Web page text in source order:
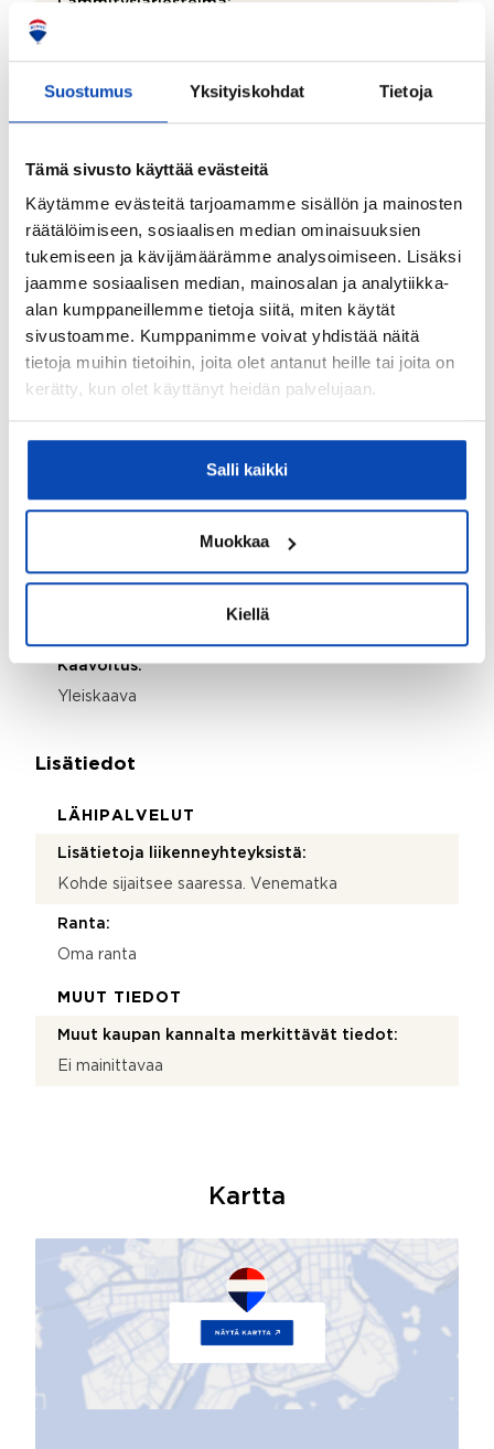
Suostumus Yksityiskohdat Tietoja
Tämä sivusto käyttää evästeitä
Käytämme evästeitä tarjoamamme sisällön ja mainosten
räätälöimiseen, sosiaalisen median ominaisuuksien
tukemiseen ja kävijämäärämme analysoimiseen. Lisäksi
jaamme sosiaalisen median, mainosalan ja analytiikka-
alan kumppaneillemme tietoja siitä, miten käytät
sivustoamme. Kumppanimme voivat yhdistää näitä
tietoja muihin tietoihin, joita olet antanut heille tai joita on
kerätty, kun olet käyttänyt heidän palvelujaan.
Salli kaikki
Muokkaa
Kiellä
Lämmitysjärjestelmä:
Kohteella ei energiatodistuslain nojalla tarvitse olla
energiatodistusta
Asbestikartoitus:
Rakennukseen tehdyt korjaukset/remontit:
Verannan vastainen seinä uusittu 2026
Kaavoitus:
Yleiskaava
Lisätiedot
LÄHIPALVELUT
Lisätietoja liikenneyhteyksistä:
Kohde sijaitsee saaressa. Venematka
Ranta:
Oma ranta
MUUT TIEDOT
Muut kaupan kannalta merkittävät tiedot:
Ei mainittavaa
Kartta